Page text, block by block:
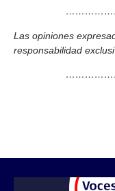
Las opiniones
responsabilidad